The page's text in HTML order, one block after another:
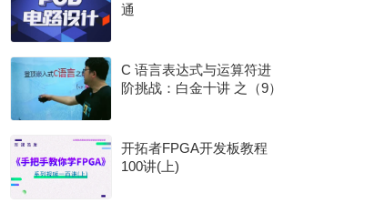
通
C 语言表达式与运算符进
阶挑战：白金十讲 之（9）
开拓者FPGA开发板教程
100讲(上)